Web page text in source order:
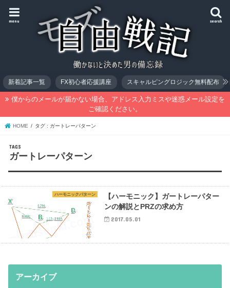
search
menu
新着記事一覧 FX初心者応援講座 スキャルピングロジック無料配布
僕からのメールが届かない場合、アドレス入力ミスや迷惑メール設定を
ご確認ください。
HOME タグ : ガートレーパターン
ガートレーパターン
ハーモニックパターン
【ハーモニック】ガートレーパター
ンの解説とPRZの求め方
2017.05.01
アーカイブ